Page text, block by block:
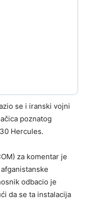
se i iranski vojni
poznatog
Hercules.
za komentar je
odbacio je
da se ta instalacija